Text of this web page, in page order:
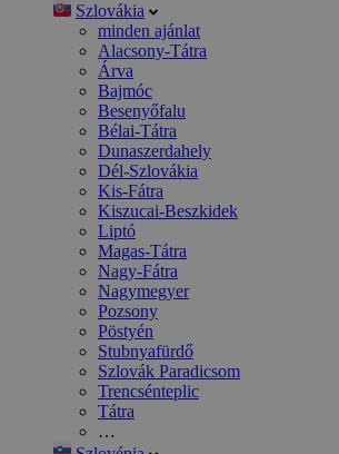
Szlovákia
minden ajánlat
Alacsony-Tátra
Árva
Bajmóc
Besenyőfalu
Bélai-Tátra
Dunaszerdahely
Dél-Szlovákia
Kis-Fátra
Kiszucai-Beszkidek
Liptó
Magas-Tátra
Nagy-Fátra
Nagymegyer
Pozsony
Pöstyén
Stubnyafürdő
Szlovák Paradicsom
Trencsénteplic
Tátra
…